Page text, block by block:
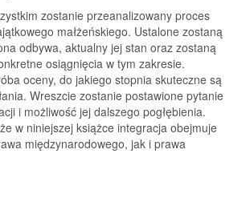
zostanie przeanalizowany proces
małżeńskiego. Ustalone zostaną
odbywa, aktualny jej stan oraz zostaną
osiągnięcia w tym zakresie.
oceny, do jakiego stopnia skuteczne są
Wreszcie zostanie postawione pytanie
i możliwość jej dalszego pogłębienia.
w niniejszej książce integracja obejmuje
międzynarodowego, jak i prawa